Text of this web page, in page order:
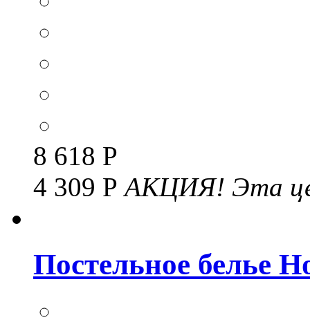
8 618 Р
4 309 РАКЦИЯ! Эта
Постельное белье